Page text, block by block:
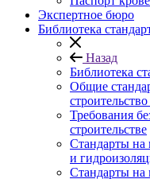
Экспертное бюро
Библиотека
Назад
Библиотека
Общие
Требования
строительстве
Стандарты на
и
Стандарты на